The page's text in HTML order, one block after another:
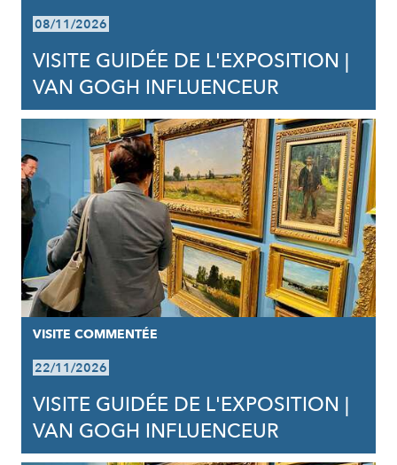
08/11/2026
VISITE GUIDÉE DE L'EXPOSITION |
VAN GOGH INFLUENCEUR
VISITE COMMENTÉE
22/11/2026
VISITE GUIDÉE DE L'EXPOSITION |
VAN GOGH INFLUENCEUR